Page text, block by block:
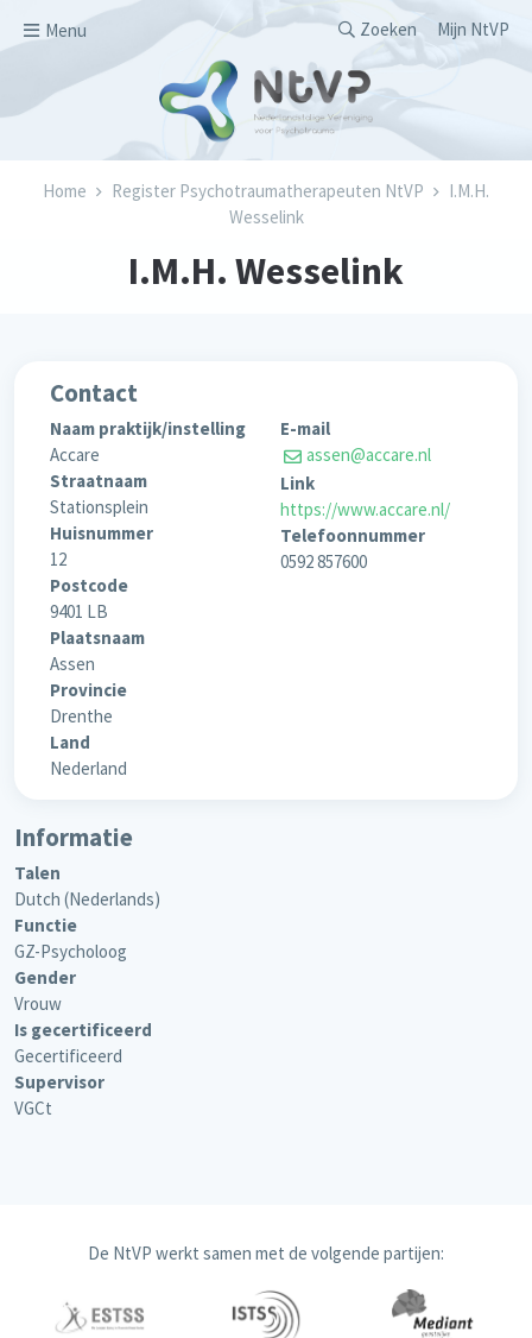
Menu
Secondary
Zoeken Mijn NtVP
Kruimelpad
Home Register Psychotraumatherapeuten NtVP
I.M.H.
Wesselink
I.M.H. Wesselink
Contact
Naam praktijk/instelling
Accare
Straatnaam
Stationsplein
Huisnummer
12
Postcode
9401 LB
Plaatsnaam
Assen
Provincie
Drenthe
Land
Nederland
E-mail
assen@accare.nl
Link
https://www.accare.nl/
Telefoonnummer
0592 857600
Informatie
Talen
Dutch (Nederlands)
Functie
GZ-Psycholoog
Gender
Vrouw
Is gecertificeerd
Gecertificeerd
Supervisor
VGCt
De NtVP werkt samen met de volgende partijen: